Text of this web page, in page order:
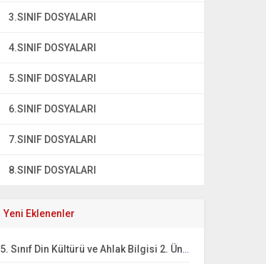
3.SINIF DOSYALARI
4.SINIF DOSYALARI
5.SINIF DOSYALARI
6.SINIF DOSYALARI
7.SINIF DOSYALARI
8.SINIF DOSYALARI
Yeni Eklenenler
5. Sınıf Din Kültürü ve Ahlak Bilgisi 2. Ünite: Kur’an-ı Kerim Çalışmaları